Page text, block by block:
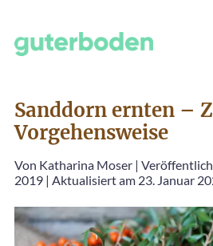
Sanddorn ernten –
Vorgehensweise
Von Katharina Moser |
2019 | Aktualisiert am 23. Januar